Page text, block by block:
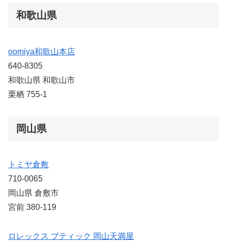
和歌山県
oomiya和歌山本店
640-8305
和歌山県 和歌山市
栗栖 755-1
岡山県
トミヤ倉敷
710-0065
岡山県 倉敷市
宮前 380-119
ロレックス ブティック 岡山天満屋